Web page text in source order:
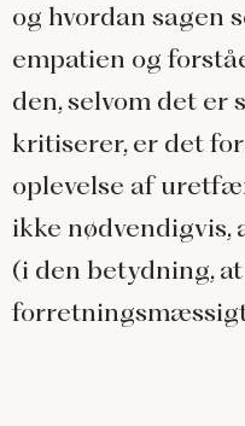
og hvordan sagen
empatien og
den, selvom det er
kritiserer, er det
oplevelse af
ikke
(i den betydning,